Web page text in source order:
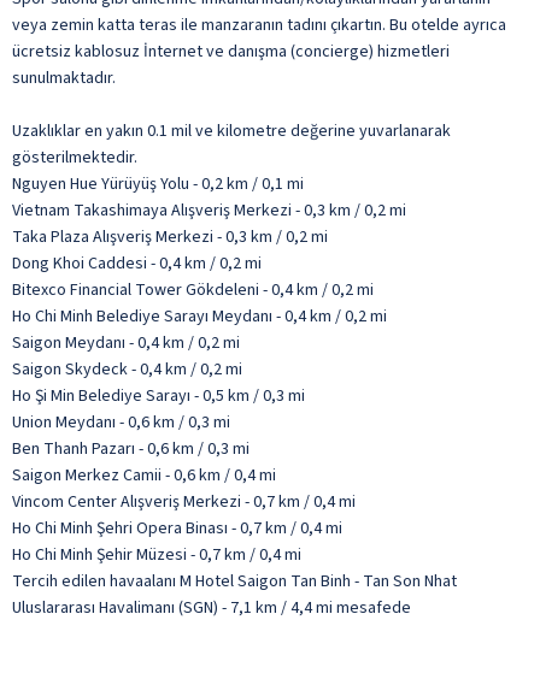
veya zemin katta teras ile manzaranın tadını çıkartın. Bu otelde ayrıca
ücretsiz kablosuz İnternet ve danışma (concierge) hizmetleri
sunulmaktadır.
Uzaklıklar en yakın 0.1 mil ve kilometre değerine yuvarlanarak
gösterilmektedir.
Nguyen Hue Yürüyüş Yolu - 0,2 km / 0,1 mi
Vietnam Takashimaya Alışveriş Merkezi - 0,3 km / 0,2 mi
Taka Plaza Alışveriş Merkezi - 0,3 km / 0,2 mi
Dong Khoi Caddesi - 0,4 km / 0,2 mi
Bitexco Financial Tower Gökdeleni - 0,4 km / 0,2 mi
Ho Chi Minh Belediye Sarayı Meydanı - 0,4 km / 0,2 mi
Saigon Meydanı - 0,4 km / 0,2 mi
Saigon Skydeck - 0,4 km / 0,2 mi
Ho Şi Min Belediye Sarayı - 0,5 km / 0,3 mi
Union Meydanı - 0,6 km / 0,3 mi
Ben Thanh Pazarı - 0,6 km / 0,3 mi
Saigon Merkez Camii - 0,6 km / 0,4 mi
Vincom Center Alışveriş Merkezi - 0,7 km / 0,4 mi
Ho Chi Minh Şehri Opera Binası - 0,7 km / 0,4 mi
Ho Chi Minh Şehir Müzesi - 0,7 km / 0,4 mi
Tercih edilen havaalanı M Hotel Saigon Tan Binh - Tan Son Nhat
Uluslararası Havalimanı (SGN) - 7,1 km / 4,4 mi mesafede